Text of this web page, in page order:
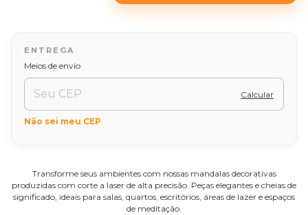
Entregas para o CEP:
Meios de envio
Calcular
Não sei meu CEP
Transforme seus ambientes com nossas mandalas decorativas
produzidas com corte a laser de alta precisão. Peças elegantes e cheias de
significado, ideais para salas, quartos, escritórios, áreas de lazer e espaços
de meditação.